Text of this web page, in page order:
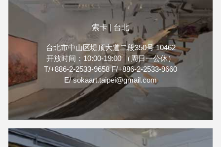
索卡 | 台北
台北市中山区堤顶大道二段350号 10462
开放时间：10:00-19:00 （周日一公休）
T/+886-2-2533-9658 F/+886-2-2533-9660
E/ sokaart.taipei@gmail.com